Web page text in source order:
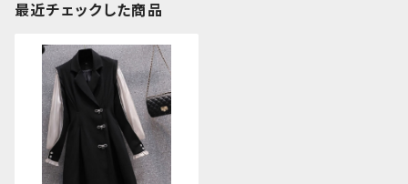
最近チェックした商品